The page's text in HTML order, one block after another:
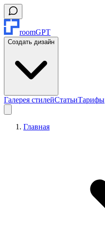
roomGPT
Создать дизайн
Галерея стилейСтатьиТарифы
Главная